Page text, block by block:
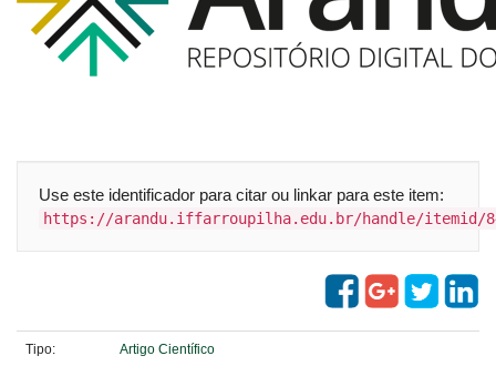
Use este identificador para citar ou linkar para este item:
https://arandu.iffarroupilha.edu.br/handle/itemid/
Tipo: Artigo Científico